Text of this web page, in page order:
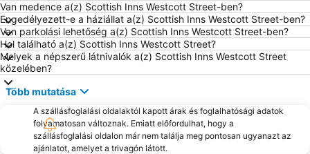
Van medence a(z) Scottish Inns Westcott Street-ben?
Engedélyezett-e a háziállat a(z) Scottish Inns Westcott Street-ben?
Van parkolási lehetőség a(z) Scottish Inns Westcott Street-ben?
Hol található a(z) Scottish Inns Westcott Street?
Melyek a népszerű látnivalók a(z) Scottish Inns Westcott Street
közelében?
Több mutatása
A szállásfoglalási oldalaktól kapott árak és foglalhatósági adatok
folyamatosan változnak. Emiatt előfordulhat, hogy a
szállásfoglalási oldalon már nem találja meg pontosan ugyanazt az
ajánlatot, amelyet a trivagón látott.